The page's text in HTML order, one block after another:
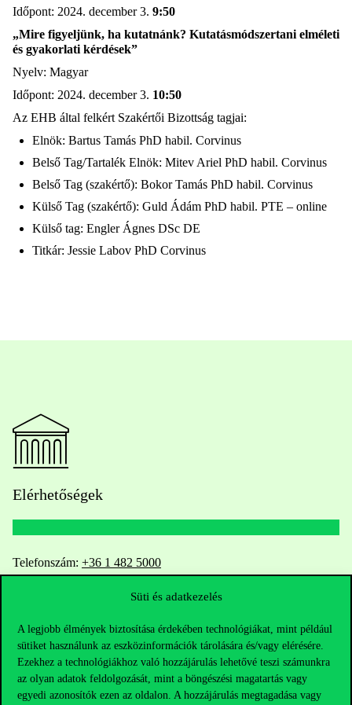
Süti és adatkezelés
A legjobb élmények biztosítása érdekében technológiákat, mint például
sütiket használunk az eszközinformációk tárolására és/vagy elérésére.
Ezekhez a technológiákhoz való hozzájárulás lehetővé teszi számunkra
az olyan adatok feldolgozását, mint a böngészési magatartás vagy
egyedi azonosítók ezen az oldalon. A hozzájárulás megtagadása vagy
Időpont: 2024. december 3. 9:50
„Mire figyeljünk, ha kutatnánk? Kutatásmódszertani elméleti
és gyakorlati kérdések”
Nyelv: Magyar
Időpont: 2024. december 3. 10:50
Az EHB által felkért Szakértői Bizottság tagjai:
Elnök: Bartus Tamás PhD habil. Corvinus
Belső Tag/Tartalék Elnök: Mitev Ariel PhD habil. Corvinus
Belső Tag (szakértő): Bokor Tamás PhD habil. Corvinus
Külső Tag (szakértő): Guld Ádám PhD habil. PTE – online
Külső tag: Engler Ágnes DSc DE
Titkár: Jessie Labov PhD Corvinus
Elérhetőségek
Telefonszám: +36 1 482 5000
Kérdésed van a felvételivel kapcsolatban?
Oktatói elérhetőségek
HUB jelenlegi hallgatóinknak